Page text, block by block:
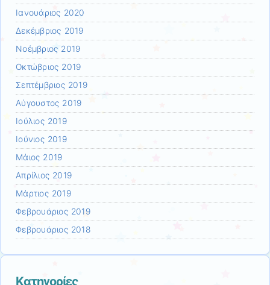
Ιανουάριος 2020
Δεκέμβριος 2019
Νοέμβριος 2019
Οκτώβριος 2019
Σεπτέμβριος 2019
Αύγουστος 2019
Ιούλιος 2019
Ιούνιος 2019
Μάιος 2019
Απρίλιος 2019
Μάρτιος 2019
Φεβρουάριος 2019
Φεβρουάριος 2018
Kατηγορίες